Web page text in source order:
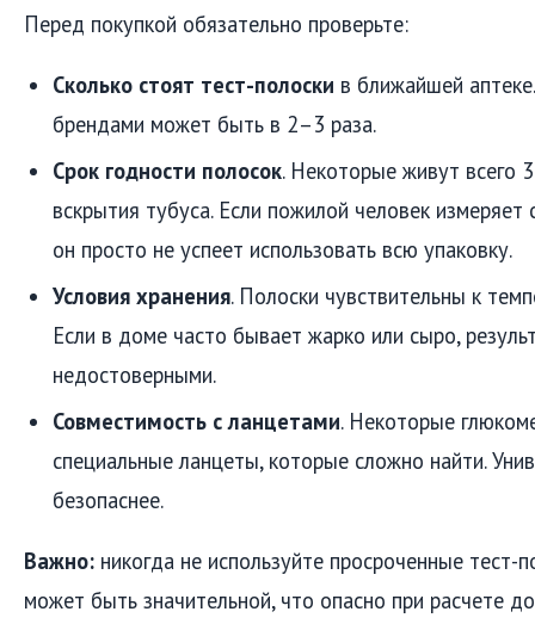
Перед покупкой обязательно проверьте:
Сколько стоят тест-полоски в ближайшей
брендами может быть в 2–3 раза.
Срок годности полосок. Некоторые живут всего
вскрытия тубуса. Если пожилой человек измеряет
он просто не успеет использовать всю упаковку.
Условия хранения. Полоски чувствительны к
Если в доме часто бывает жарко или сыро,
недостоверными.
Совместимость с ланцетами. Некоторые
специальные ланцеты, которые сложно найти.
безопаснее.
Важно: никогда не используйте просроченные тест-
может быть значительной, что опасно при расчете